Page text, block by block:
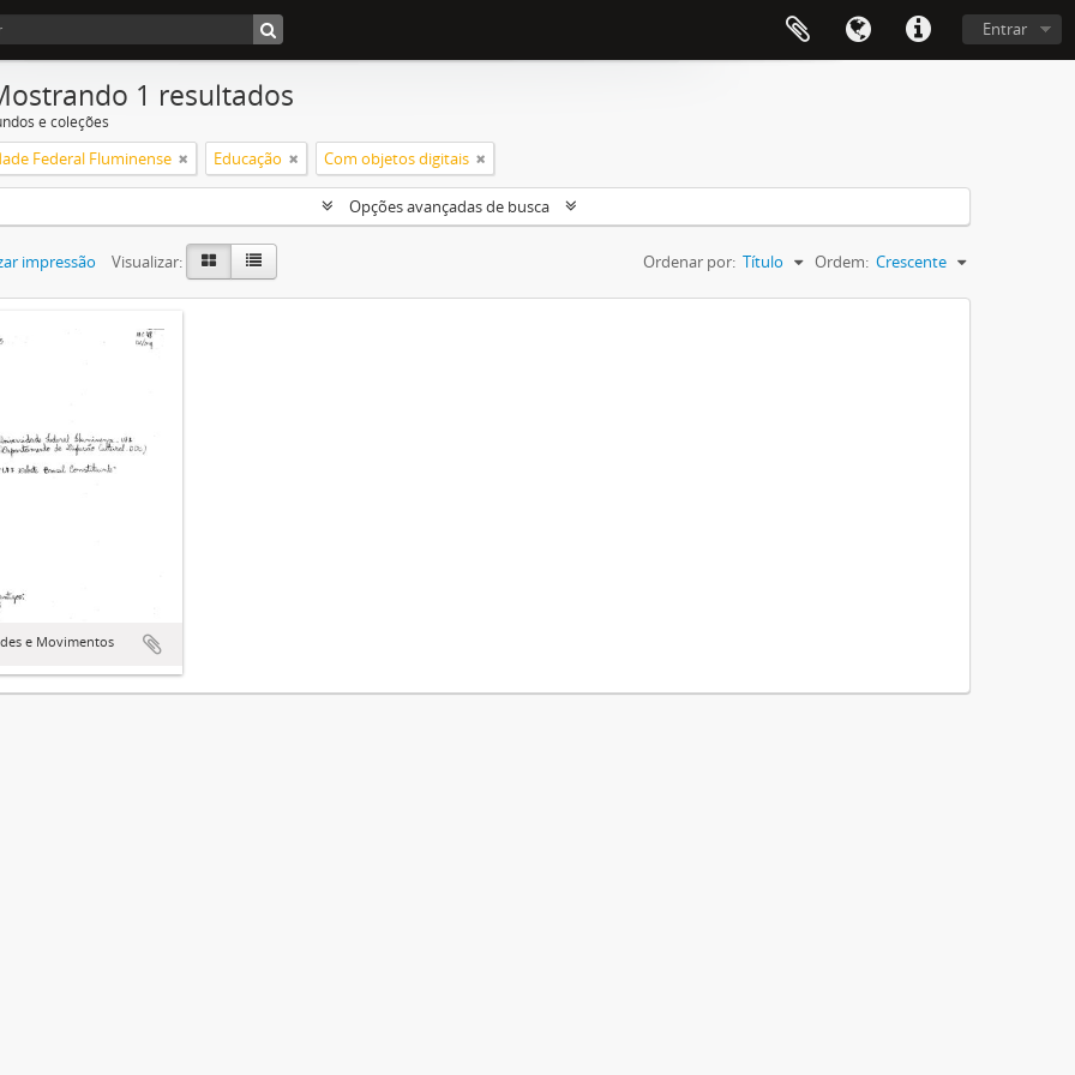
Entrar
1 resultados
e coleções
Federal Fluminense Educação Com objetos digitais
Opções avançadas de busca
impressão Visualizar: Ordenar por: Título Ordem: Crescente
e Movimentos